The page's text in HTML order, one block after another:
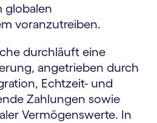
globalen
voranzutreiben.
durchläuft eine
angetrieben durch
Echtzeit- und
Zahlungen sowie
Vermögenswerte. In